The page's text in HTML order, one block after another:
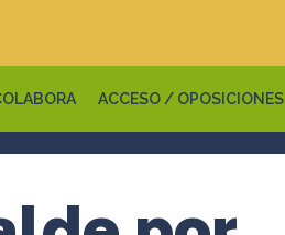
ACCESO / OPOSICIONES